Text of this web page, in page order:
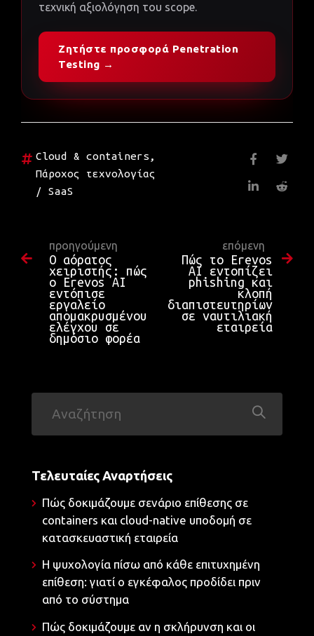
τεχνική αξιολόγηση του scope.
Ζητήστε προσφορά Penetration
Testing →
Cloud & containers ,
Πάροχος τεχνολογίας
/ SaaS
προηγούμενη
Ο αόρατος
χειριστής: πώς
ο Erevos AI
εντόπισε
εργαλείο
απομακρυσμένου
ελέγχου σε
δημόσιο φορέα
επόμενη
Πώς το Erevos
AI εντοπίζει
phishing και
κλοπή
διαπιστευτηρίων
σε ναυτιλιακή
εταιρεία
Τελευταίες Αναρτήσεις
Πώς δοκιμάζουμε σενάριο επίθεσης σε
containers και cloud-native υποδομή σε
κατασκευαστική εταιρεία
Η ψυχολογία πίσω από κάθε επιτυχημένη
επίθεση: γιατί ο εγκέφαλος προδίδει πριν
από το σύστημα
Πώς δοκιμάζουμε αν η σκλήρυνση και οι